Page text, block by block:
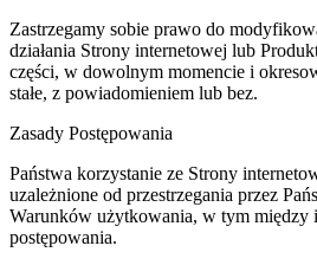
Zastrzegamy sobie prawo do
działania Strony internetowej lub
części, w dowolnym momencie i
stałe, z powiadomieniem lub bez.
Zasady Postępowania
Państwa korzystanie ze Strony
uzależnione od przestrzegania przez
Warunków użytkowania, w tym między
postępowania.